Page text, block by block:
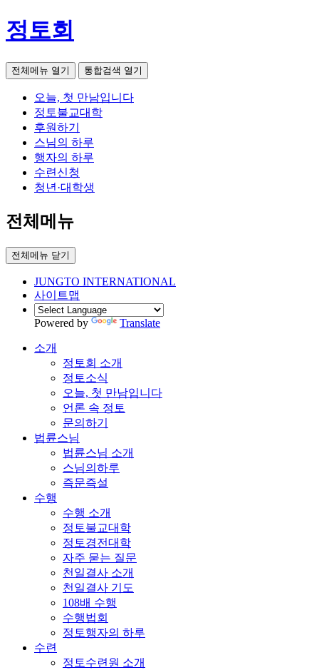
정토회
전체메뉴 열기 통합검색 열기
오늘, 첫 만남입니다
정토불교대학
후원하기
스님의 하루
행자의 하루
수련신청
청년·대학생
전체메뉴
전체메뉴 닫기
JUNGTO INTERNATIONAL
사이트맵
Powered by Translate
소개
정토회 소개
정토소식
오늘, 첫 만남입니다
언론 속 정토
문의하기
법륜스님
법륜스님 소개
스님의하루
즉문즉설
수행
수행 소개
정토불교대학
정토경전대학
자주 묻는 질문
천일결사 소개
천일결사 기도
108배 수행
수행법회
정토행자의 하루
수련
정토수련원 소개